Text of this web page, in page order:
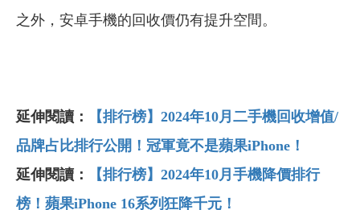
之外，安卓手機的回收價仍有提升空間。
延伸閱讀： 【排行榜】2024年10月二手機回收增值/
品牌占比排行公開！冠軍竟不是蘋果iPhone ！
延伸閱讀：
【排行榜】2024年10月手機降價排行
榜！蘋果iPhone 16系列狂降千元！